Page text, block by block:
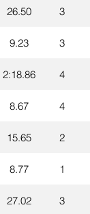
26.50 3
9.23 3
2:18.86 4
8.67 4
15.65 2
8.77 1
27.02 3